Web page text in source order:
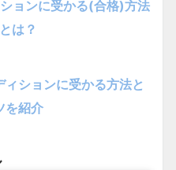
ョンに受かる(合格)方法
は？
ションに受かる方法と
を紹介